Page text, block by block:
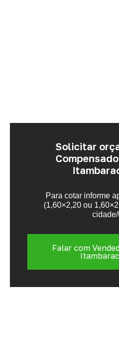
Solicitar
Para cotar informe
(1,60×2,20 ou
cidade/
Falar com